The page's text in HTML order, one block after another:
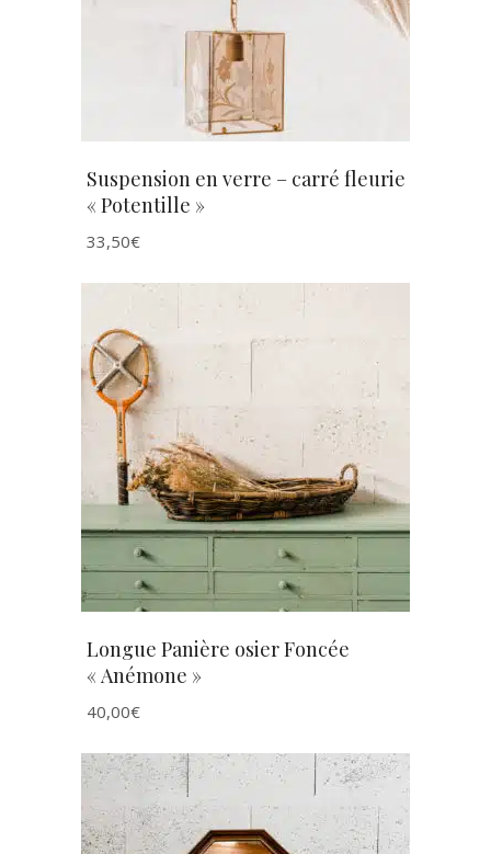
Suspension en verre – carré fleurie
« Potentille »
33,50€
AJOUTER AU PANIER
Longue Panière osier Foncée
« Anémone »
40,00€